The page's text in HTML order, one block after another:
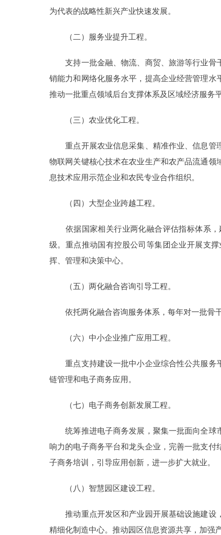
为代表的战略性新兴产业快速发展。
（二）服务业提升工程。
支持一批金融、物流、商贸、旅游等行业骨
销能力和网络化服务水平，提高企业经营管理
推动一批重点领域后台支撑体系及区域经济服务
（三）农业优化工程。
重点开展农业信息采集、精准作业、信息管
物联网关键核心技术在农业生产和农产品流通
息技术应用示范企业和农民专业合作组织。
（四）大型企业跨越工程。
依据国家相关行业两化融合评估指标体系，
级。重点推动国有控股公司等集团企业开展支
挥、管理和决策中心。
（五）两化融合咨询引导工程。
依托两化融合咨询服务体系，每年对一批骨干
（六）中小企业推广应用工程。
重点支持建设一批中小企业综合性公共服务
链管理和电子商务应用。
（七）电子商务创新发展工程。
统筹推进电子商务发展，聚集一批面向全球
响力的电子商务平台和龙头企业，完善一批支
子商务培训，引导应用创新，进一步扩大就业。
（八）智慧园区建设工程。
推动重点开发区和产业园开展基础设施建设
精细化制造中心。推动园区信息资源共享，加强